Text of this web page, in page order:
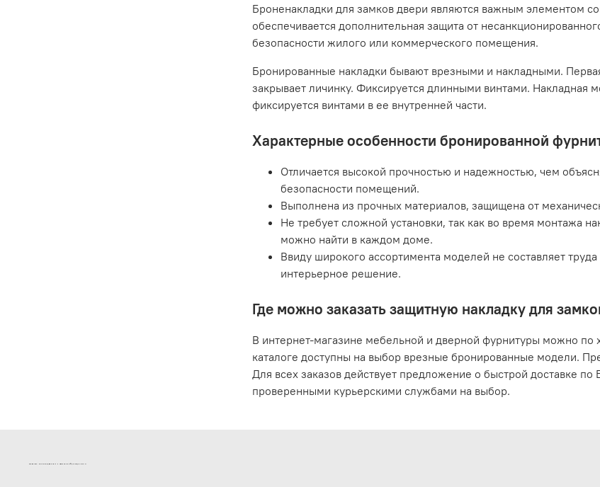
Броненакладки для замков двери являются важным элементом
обеспечивается дополнительная защита от
безопасности жилого или коммерческого помещения.
Бронированные накладки бывают врезными и накладными.
закрывает личинку. Фиксируется длинными винтами. Накладная
фиксируется винтами в ее внутренней части.
Характерные особенности бронированной
Отличается высокой прочностью и надежностью, чем
безопасности помещений.
Выполнена из прочных материалов, защищена от
Не требует сложной установки, так как во время монтажа
можно найти в каждом доме.
Ввиду широкого ассортимента моделей не составляет
интерьерное решение.
Где можно заказать защитную накладку для
В интернет-магазине мебельной и дверной фурнитуры можно по
каталоге доступны на выбор врезные бронированные модели.
Для всех заказов действует предложение о быстрой доставке
проверенными курьерскими службами на выбор.